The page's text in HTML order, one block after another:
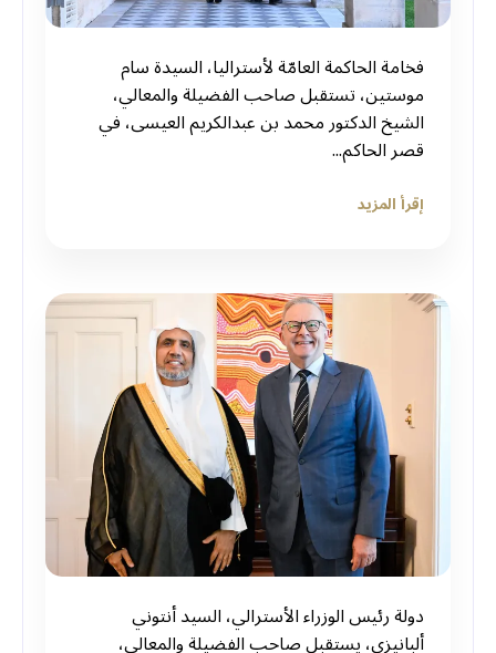
فخامة الحاكمة العامّة لأستراليا، السيدة سام
موستين، تستقبل صاحب الفضيلة والمعالي،
الشيخ الدكتور محمد بن عبدالكريم العيسى، في
قصر الحاكم...
إقرأ المزيد
دولة رئيس الوزراء الأسترالي، السيد أنتوني
ألبانيزي، يستقبل صاحب الفضيلة والمعالي،